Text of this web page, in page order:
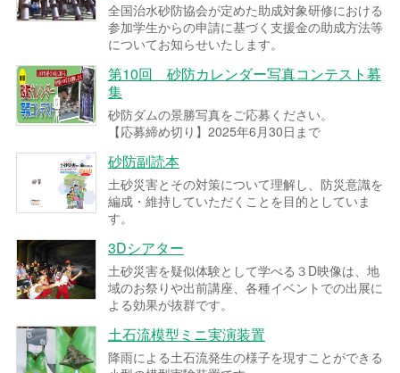
全国治水砂防協会が定めた助成対象研修における
参加学生からの申請に基づく支援金の助成方法等
についてお知らせいたします。
第10回 砂防カレンダー写真コンテスト募
集
砂防ダムの景勝写真をご応募ください。
【応募締め切り】2025年6月30日まで
砂防副読本
土砂災害とその対策について理解し、防災意識を
編成・維持していただくことを目的としていま
す。
3Dシアター
土砂災害を疑似体験として学べる３D映像は、地
域のお祭りや出前講座、各種イベントでの出展に
よる効果が抜群です。
土石流模型ミニ実演装置
降雨による土石流発生の様子を現すことができる